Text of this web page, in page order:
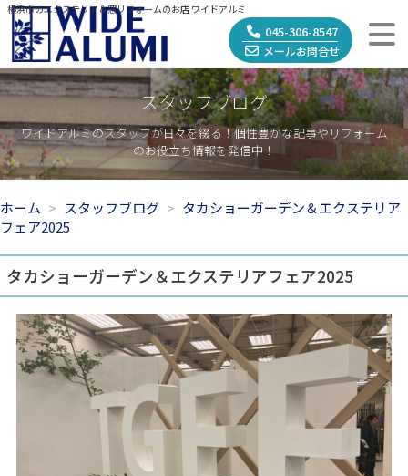
横浜市のエクステリア＆窓リフォームのお店 ワイドアルミ
045-306-8547
メールお問合せ
スタッフブログ
ワイドアルミのスタッフが日々を綴る！個性豊かな記事やリフォーム
のお役立ち情報を発信中！
ホーム スタッフブログ
タカショーガーデン＆エクステリア
フェア2025
タカショーガーデン＆エクステリアフェア2025